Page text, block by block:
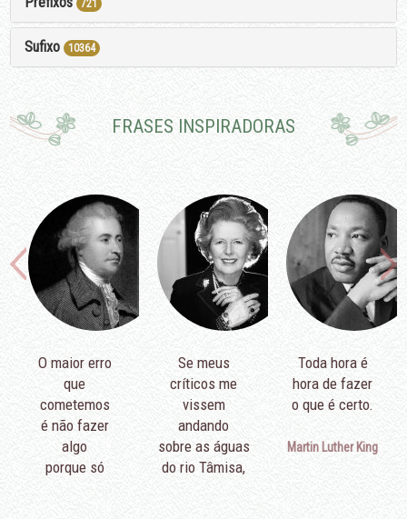
721
Sufixo 10364
FRASES INSPIRADORAS
O maior erro
que
cometemos
é não fazer
algo
porque só
Se meus
críticos me
vissem
andando
sobre as águas
do rio Tâmisa,
Toda hora é
hora de fazer
o que é certo.
Martin Luther King